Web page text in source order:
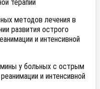
методов лечения в
развития острого
и интенсивной
у больных с острым
и интенсивной